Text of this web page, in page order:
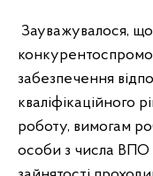
Зауважувалося,
забезпечення
кваліфікаційного
роботу, вимогам
особи з числа ВПО